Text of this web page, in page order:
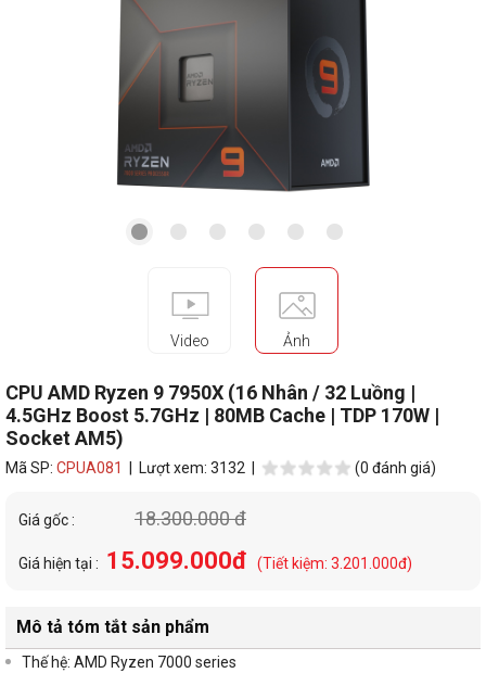
Video Ảnh
CPU AMD Ryzen 9 7950X (16 Nhân / 32 Luồng |
4.5GHz Boost 5.7GHz | 80MB Cache | TDP 170W |
Socket AM5)
Mã SP: CPUA081 | Lượt xem: 3132 | (0 đánh giá)
Giá gốc : 18.300.000 đ
Giá hiện tại : 15.099.000đ (Tiết kiệm: 3.201.000đ)
Mô tả tóm tắt sản phẩm
Thế hệ: AMD Ryzen 7000 series